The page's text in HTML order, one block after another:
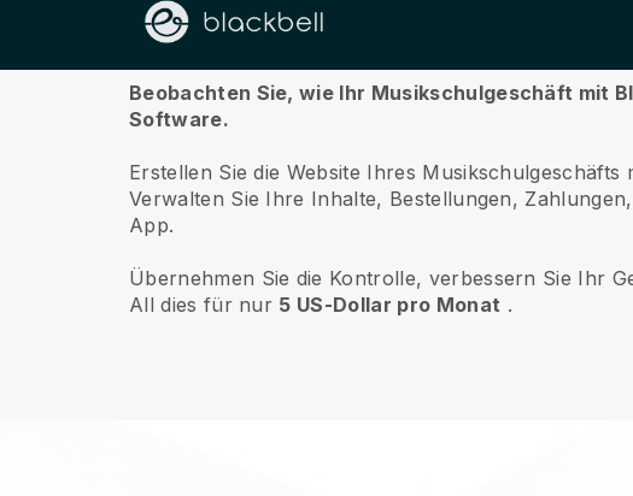
Über uns
Beobachten Sie, wie Ihr Musikschulgeschäft mit
Software.
Erstellen Sie die Website Ihres
Verwalten Sie Ihre Inhalte, Bestellungen,
App.
Übernehmen Sie die Kontrolle, verbessern Sie Ihr
All dies für nur 5 US-Dollar pro Monat .